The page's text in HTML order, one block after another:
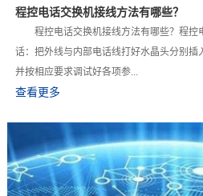
程控电话交换机接线方法有哪些？
程控电话交换机接线方法有哪些？程控
话：把外线与内部电话线打好水晶头分别插
并按相应要求调试好各项参...
查看更多